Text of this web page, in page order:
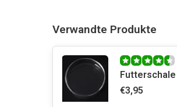
Verwandte Produkte
Futterschale
€3,95